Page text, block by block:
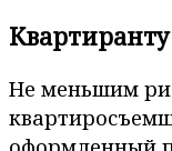
Квартиранту
Не меньшим